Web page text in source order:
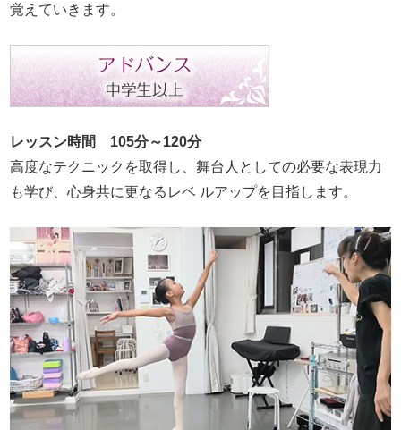
覚えていきます。
レッスン時間 105分～120分
高度なテクニックを取得し、舞台人としての必要な表現力
も学び、心身共に更なるレベ ルアップを目指します。